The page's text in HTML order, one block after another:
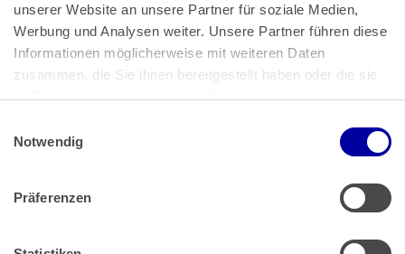
unserer Website an unsere Partner für soziale Medien,
Werbung und Analysen weiter. Unsere Partner führen diese
Informationen möglicherweise mit weiteren Daten
zusammen, die Sie ihnen bereitgestellt haben oder die sie
im Rahmen Ihrer Nutzung der Dienste gesammelt haben.
Impressum
Notwendig
Präferenzen
Bundeskanzlerplatz 2
53113 Bonn
Pressemitteilungen|AGB
Impressum|Datenschutz